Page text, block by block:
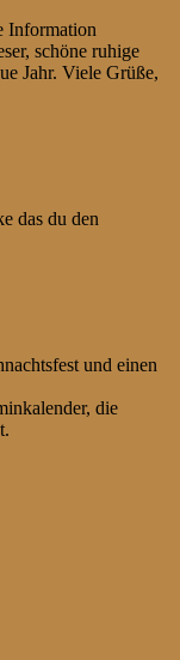
Information
schöne ruhige
Jahr. Viele Grüße,
das du den
und einen
die